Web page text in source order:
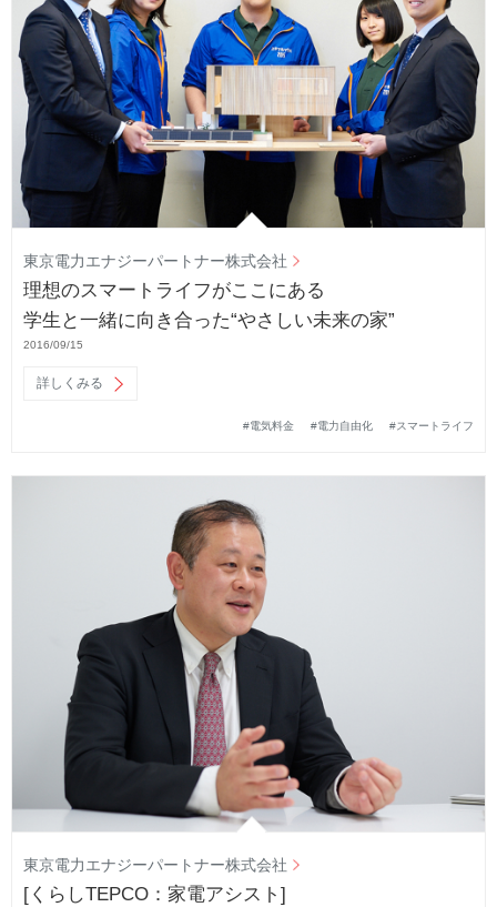
東京電力エナジーパートナー株式会社
理想のスマートライフがここにある
学生と一緒に向き合った“やさしい未来の家”
2016/09/15
詳しくみる
#電気料金 #電力自由化 #スマートライフ
東京電力エナジーパートナー株式会社
[くらしTEPCO：家電アシスト]